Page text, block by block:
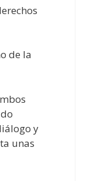
de la
y
unas